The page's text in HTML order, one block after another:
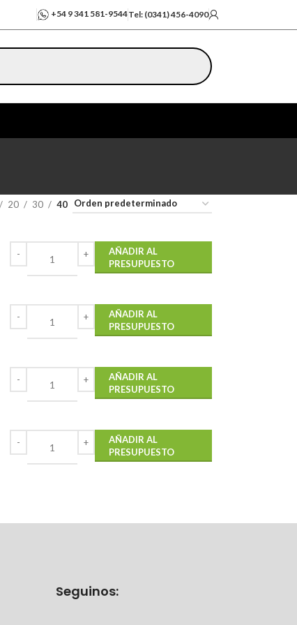
+54 9 341 581-9544Tel: (0341) 456-4090
20 30 40
AÑADIR AL
PRESUPUESTO
AÑADIR AL
PRESUPUESTO
AÑADIR AL
PRESUPUESTO
AÑADIR AL
PRESUPUESTO
Seguinos: